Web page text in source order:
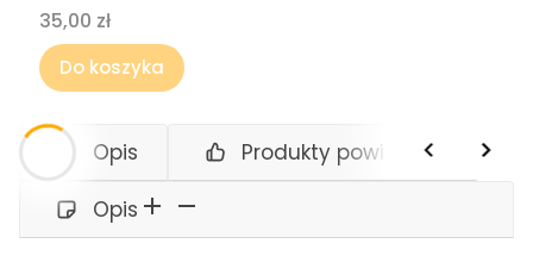
Cena
35,00 zł
Do koszyka
Opis
Produkty powiązane
Opis